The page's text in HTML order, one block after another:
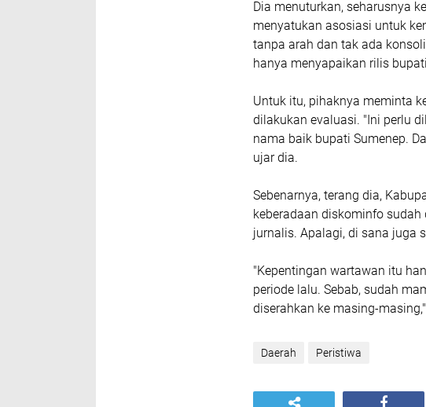
Dia menuturkan, seharusnya
menyatukan asosiasi untuk
tanpa arah dan tak ada
hanya menyapaikan rilis
Untuk itu, pihaknya meminta
dilakukan evaluasi. "Ini perlu
nama baik bupati Sumenep.
ujar dia.
Sebenarnya, terang dia,
keberadaan diskominfo
jurnalis. Apalagi, di sana juga
"Kepentingan wartawan itu
periode lalu. Sebab, sudah
diserahkan ke masing-
Daerah Peristiwa